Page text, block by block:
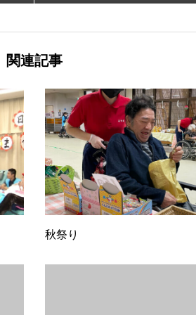
関連記事
秋祭り